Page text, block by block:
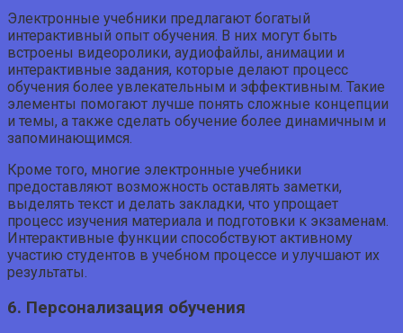
Электронные учебники предлагают богатый
интерактивный опыт обучения. В них могут быть
встроены видеоролики, аудиофайлы, анимации и
интерактивные задания, которые делают процесс
обучения более увлекательным и эффективным. Такие
элементы помогают лучше понять сложные концепции
и темы, а также сделать обучение более динамичным и
запоминающимся.
Кроме того, многие электронные учебники
предоставляют возможность оставлять заметки,
выделять текст и делать закладки, что упрощает
процесс изучения материала и подготовки к экзаменам.
Интерактивные функции способствуют активному
участию студентов в учебном процессе и улучшают их
результаты.
6. Персонализация обучения